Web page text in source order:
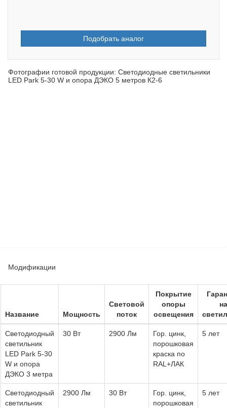
Подобрать аналог
Фотографии готовой продукции: Светодиодные светильники
LED Park 5-30 W и опора ДЭКО 5 метров К2-6
Модификации
Название Мощность
Световой
поток
Покрытие
опоры
освещения
на
Светодиодный
светильник
LED Park 5-30
W и опора
ДЭКО 3 метра
30 Вт 2900 Лм
Гор. цинк,
порошковая
краска по
RAL+ЛАК
5 лет
Светодиодный
светильник
2900 Лм 30 Вт
Гор. цинк,
порошковая
5 лет